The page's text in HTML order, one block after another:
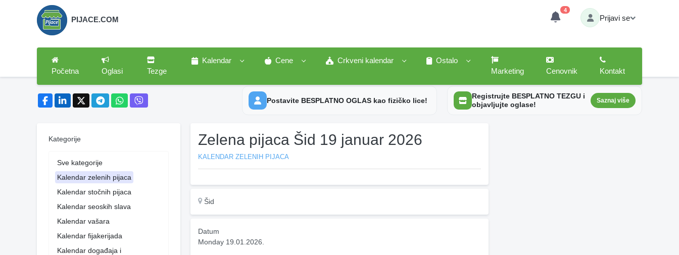
PIJACE.COM
4
Prijavi se
Početna Oglasi Tezge
Kalendar Cene Crkveni kalendar
Ostalo
Marketing
Cenovnik Kontakt
Postavite BESPLATNO OGLAS kao fizičko lice!
Registrujte BESPLATNO TEZGU i
objavljujte oglase!
Saznaj više
Kategorije
Sve kategorije
Kalendar zelenih pijaca
Kalendar stočnih pijaca
Kalendar seoskih slava
Kalendar vašara
Kalendar fijakerijada
Kalendar događaja i
Zelena pijaca Šid 19 januar 2026
KALENDAR ZELENIH PIJACA
Šid
Datum
Monday 19.01.2026.